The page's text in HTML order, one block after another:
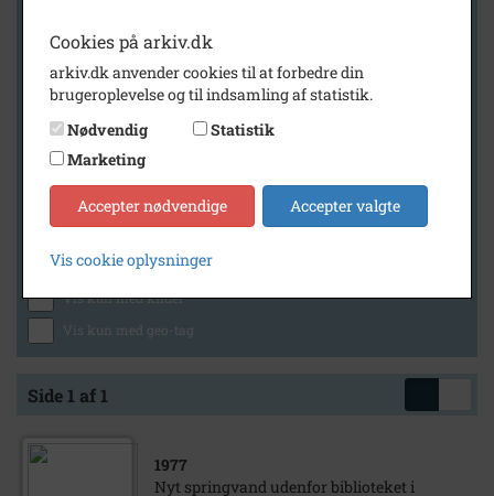
Geografi
Generelt
Vis kun med billeder
Vis kun med lydklip
Vis kun med kilder
Vis kun med geo-tag
Side 1 af 1
1977
Nyt springvand udenfor biblioteket i
Cookies på arkiv.dk
arkiv.dk anvender cookies til at forbedre din
brugeroplevelse og til indsamling af statistik.
Nødvendig
Statistik
Marketing
Accepter nødvendige Accepter valgte
Vis cookie oplysninger